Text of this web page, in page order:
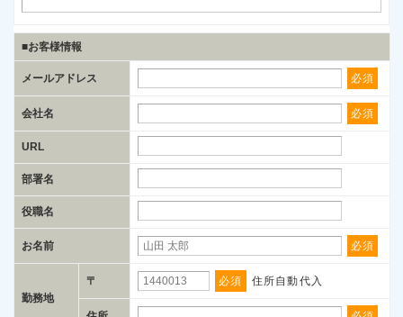
■お客様情報
メールアドレス 必須
会社名 必須
URL
部署名
役職名
お名前 必須
勤務地
〒 必須 住所自動代入